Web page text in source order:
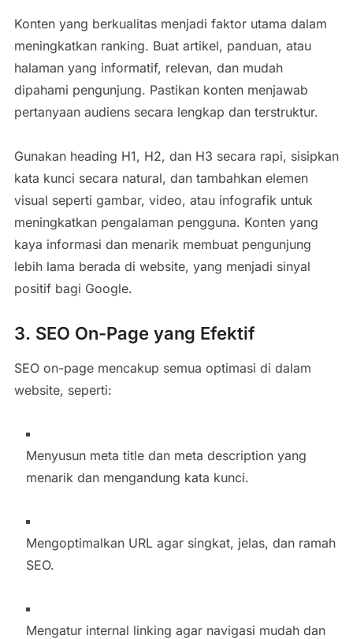
Konten yang berkualitas menjadi faktor utama dalam
meningkatkan ranking. Buat artikel, panduan, atau
halaman yang informatif, relevan, dan mudah
dipahami pengunjung. Pastikan konten menjawab
pertanyaan audiens secara lengkap dan terstruktur.
Gunakan heading H1, H2, dan H3 secara rapi, sisipkan
kata kunci secara natural, dan tambahkan elemen
visual seperti gambar, video, atau infografik untuk
meningkatkan pengalaman pengguna. Konten yang
kaya informasi dan menarik membuat pengunjung
lebih lama berada di website, yang menjadi sinyal
positif bagi Google.
3. SEO On-Page yang Efektif
SEO on-page mencakup semua optimasi di dalam
website, seperti:
Menyusun meta title dan meta description yang
menarik dan mengandung kata kunci.
Mengoptimalkan URL agar singkat, jelas, dan ramah
SEO.
Mengatur internal linking agar navigasi mudah dan